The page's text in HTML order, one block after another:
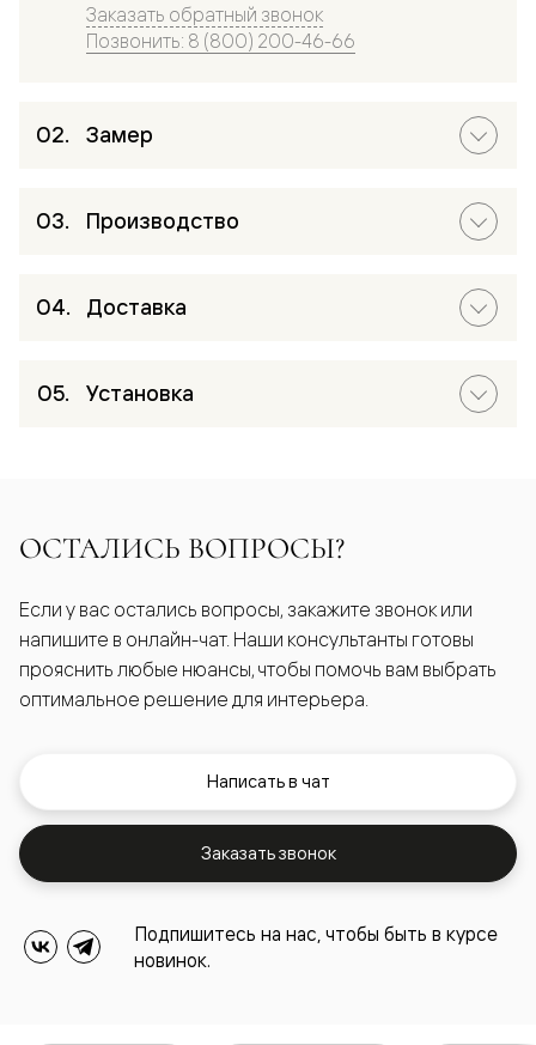
Заказать обратный звонок
Позвонить: 8 (800) 200-46-66
Замер
Производство
Доставка
Установка
ОСТАЛИСЬ ВОПРОСЫ?
Если у вас остались вопросы, закажите звонок или
напишите в онлайн-чат. Наши консультанты готовы
прояснить любые нюансы, чтобы помочь вам выбрать
оптимальное решение для интерьера.
Написать в чат
Заказать звонок
Подпишитесь на нас, чтобы быть в курсе
новинок.